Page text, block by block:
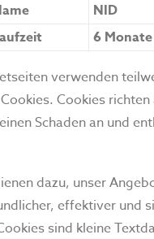
NID
6 Monate
verwenden
Cookies richten
Schaden an und
dazu, unser
effektiver und
sind kleine